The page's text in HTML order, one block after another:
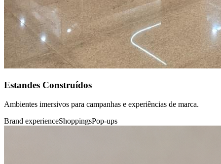
Estandes Construídos
Ambientes imersivos para campanhas e experiências de marca.
Brand experienceShoppingsPop-ups